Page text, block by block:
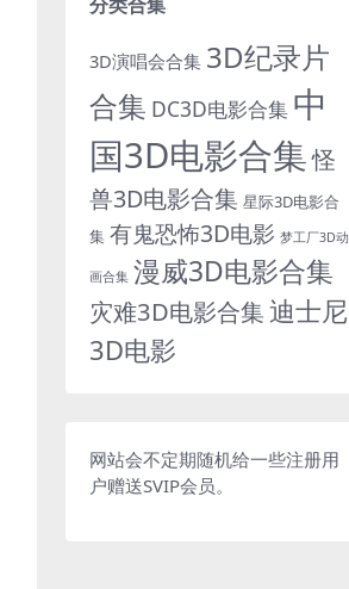
3D演唱会合集 3D纪录片
合集 DC3D电影合集 中
国3D电影合集怪
兽3D电影合集 星际3D电影合
集 有鬼恐怖3D电影 梦工厂3D动
画合集 漫威3D电影合集
灾难3D电影合集迪士尼
3D电影
网站会不定期随机给一些注册用
户赠送SVIP会员。